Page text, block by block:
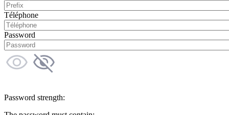
Téléphone
Password
Password strength: